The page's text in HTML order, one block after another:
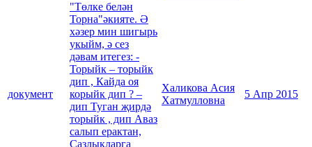
документ
"Төлке белән
Торна"әкияте. Ә
хәзер мин шигырь
укыйм, ә сез
дәвам итегез: -
Торыйк – торыйк
дип , Кайда оя
корыйк дип ? –
дип Туган җирдә
торыйк , дип Аваз
салып ерактан,
Сазлыкларга
Халикова Асия
Хатмулловна
5 Апр 2015